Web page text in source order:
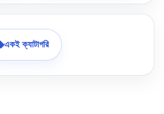
একই ক্যাটাগরি